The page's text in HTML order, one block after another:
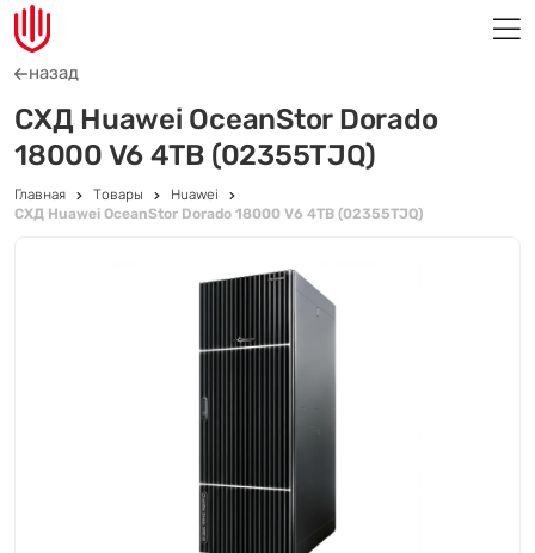
назад
СХД Huawei OceanStor Dorado
18000 V6 4TB (02355TJQ)
Главная Товары
Huawei
СХД Huawei OceanStor Dorado 18000 V6 4TB (02355TJQ)